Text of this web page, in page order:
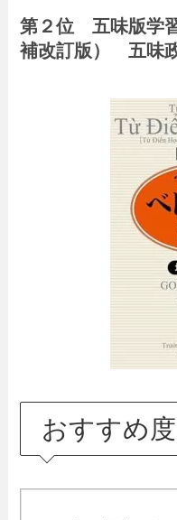
第２位 五味版学
補改訂版） 五味
おすすめ